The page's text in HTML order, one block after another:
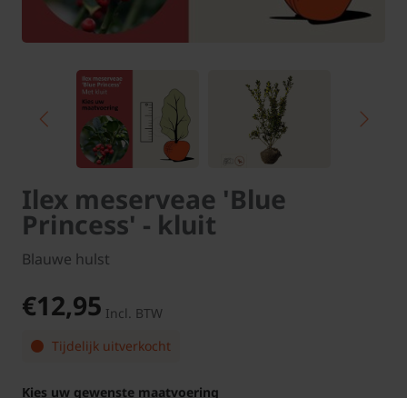
Ilex meserveae 'Blue
Princess' - kluit
Blauwe hulst
€12,95 Incl. BTW
Tijdelijk uitverkocht
Kies uw gewenste maatvoering